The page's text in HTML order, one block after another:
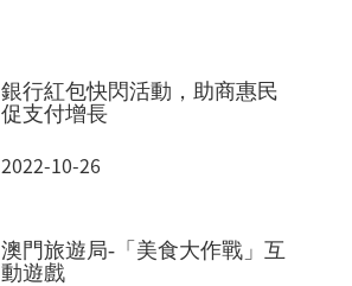
銀行紅包快閃活動，助商惠民
促支付增長
2022-10-26
澳門旅遊局-「美食大作戰」互
動遊戲